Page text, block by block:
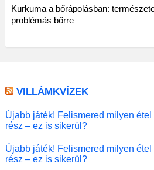
Kurkuma a bőrápolásban:
problémás bőrre
VILLÁMKVÍZEK
Újabb játék! Felismered milyen
rész – ez is sikerül?
Újabb játék! Felismered milyen
rész – ez is sikerül?